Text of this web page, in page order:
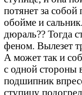
потянет за
обойме и
дюраль?? Тогда
феном. Вылезет
А может так и
с одной стороны
подшипник
ступицу